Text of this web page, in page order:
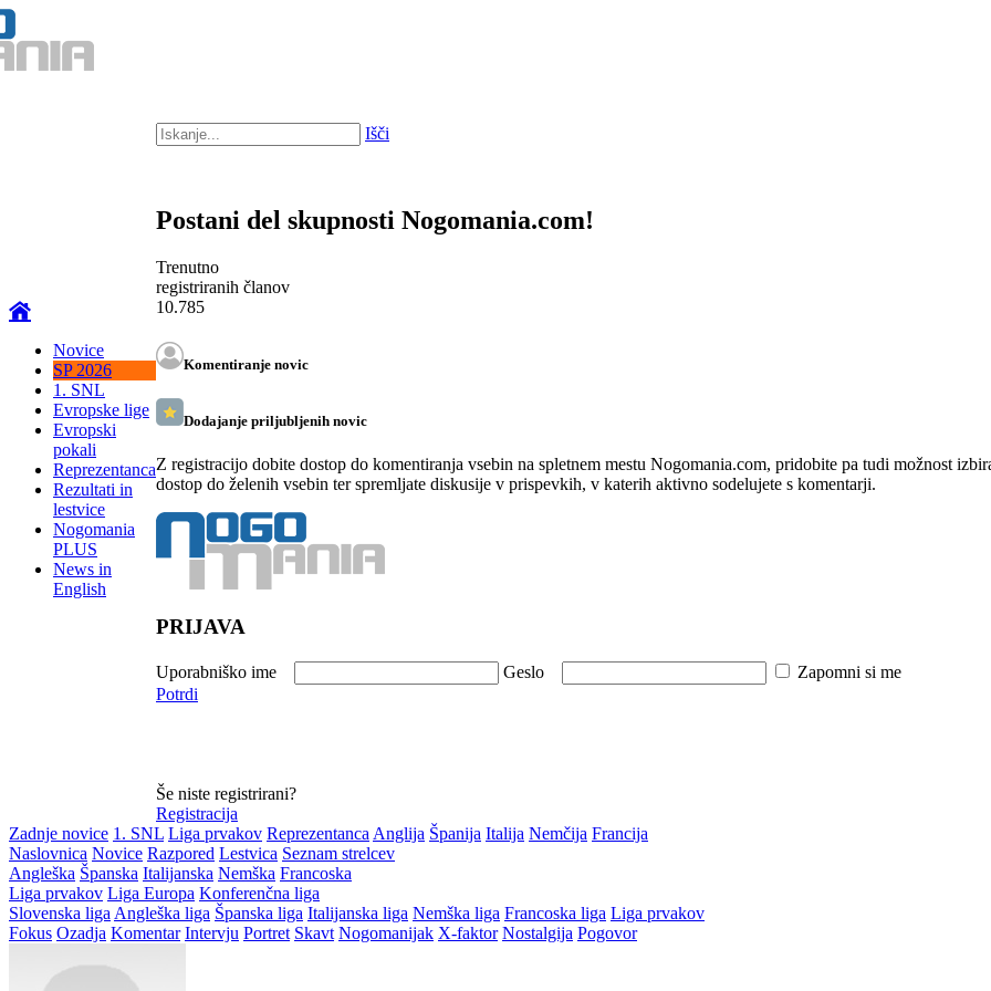
Novice
SP 2026
1. SNL
Evropske lige
Evropski
pokali
Reprezentanca
Rezultati in
lestvice
Nogomania
PLUS
News in
English
Išči
Postani del skupnosti Nogomania.com!
Trenutno
registriranih članov
10.785
Komentiranje novic
Dodajanje priljubljenih novic
Z registracijo dobite dostop do komentiranja vsebin na spletnem mestu Nogomania.com, pridobite pa tudi možnost
dostop do želenih vsebin ter spremljate diskusije v prispevkih, v katerih aktivno sodelujete s komentarji.
PRIJAVA
Uporabniško ime Geslo Zapomni si me
Potrdi
Še niste registrirani?
Registracija
Zadnje novice 1. SNL Liga prvakov Reprezentanca Anglija Španija Italija Nemčija Francija
Naslovnica Novice Razpored Lestvica Seznam strelcev
Angleška Španska Italijanska Nemška Francoska
Liga prvakov Liga Europa Konferenčna liga
Slovenska liga Angleška liga Španska liga Italijanska liga Nemška liga Francoska liga Liga prvakov
Fokus Ozadja Komentar Intervju Portret Skavt Nogomanijak X-faktor Nostalgija Pogovor